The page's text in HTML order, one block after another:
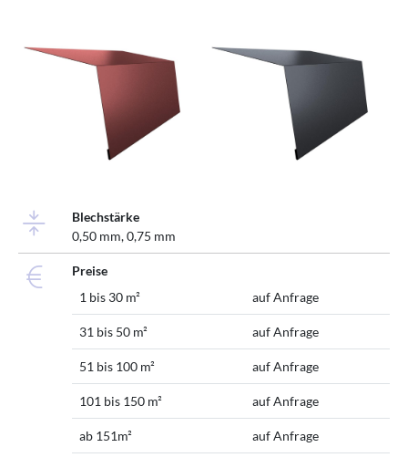
Blechstärke
0,50 mm, 0,75 mm
Preise
1 bis 30 m²
auf Anfrage
31 bis 50 m² auf Anfrage
51 bis 100 m² auf Anfrage
101 bis 150 m² auf Anfrage
ab 151m² auf Anfrage